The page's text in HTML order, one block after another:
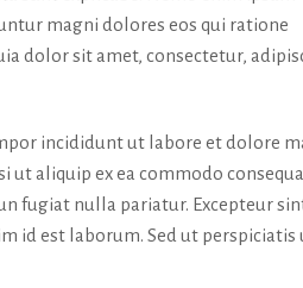
magni dolores eos qui ratione
dolor sit amet, consectetur,
incididunt ut labore et dolore
aliquip ex ea commodo
fugiat nulla pariatur. Excepteur
id est laborum. Sed ut perspiciatis